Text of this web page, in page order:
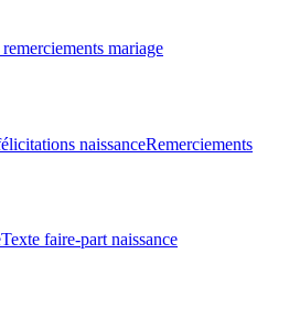
mariage
naissanceRemerciements
Texte faire-part naissance